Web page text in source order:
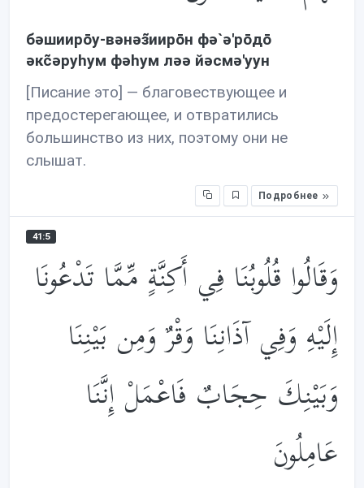
бəшиирōу-вəнəз̃иирōн фə`ə'рōдō
əкc̃əруhум фəhум лəə йəсмə'уун
[Писание это] — благовествующее и
предостерегающее, и отвратились
большинство из них, поэтому они не
слышат.
Подробнее
41:5
وَقَالُوا قُلُوبُنَا فِي أَكِنَّةٍ مِّمَّا تَدْعُونَا
إِلَيْهِ وَفِي آذَانِنَا وَقْرٌ وَمِن بَيْنِنَا
وَبَيْنِكَ حِجَابٌ فَاعْمَلْ إِنَّنَا
عَامِلُونَ